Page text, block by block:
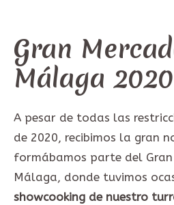
Gran
Málaga 2020
A pesar de todas las
de 2020, recibimos la gran
formábamos parte del
Málaga, donde tuvimos
showcooking de nuestro